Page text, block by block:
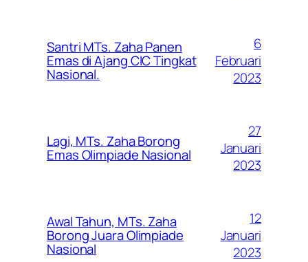
Santri MTs. Zaha Panen
Emas di Ajang CIC Tingkat
Nasional.
6
Februari
2023
Lagi, MTs. Zaha Borong
Emas Olimpiade Nasional
27
Januari
2023
Awal Tahun, MTs. Zaha
Borong Juara Olimpiade
Nasional
12
Januari
2023